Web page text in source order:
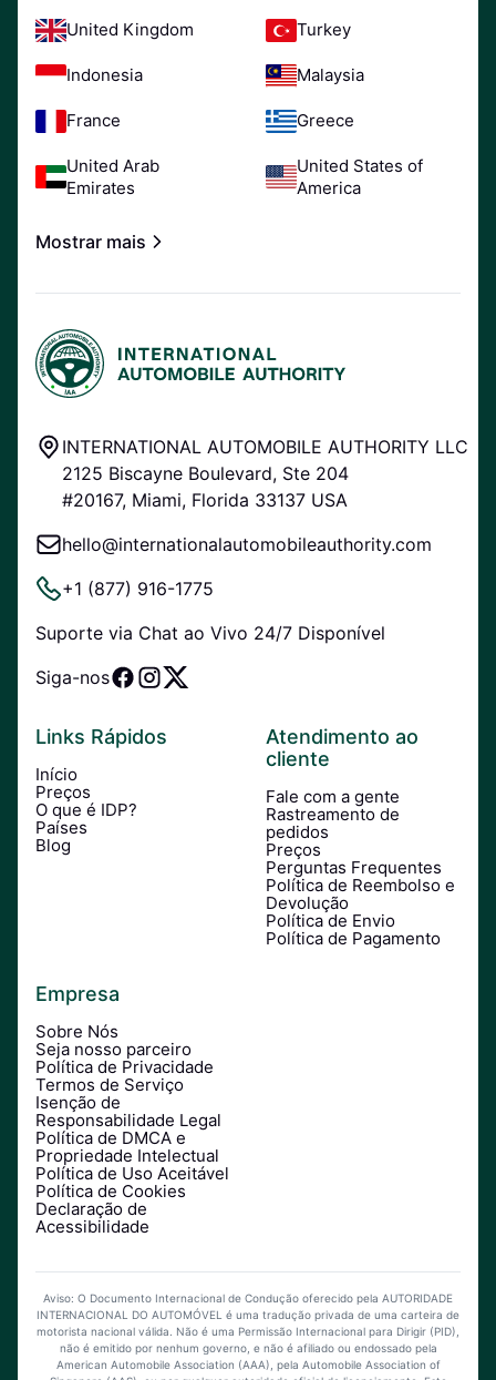
United Kingdom Turkey
Indonesia Malaysia
France Greece
United Arab
Emirates
United States of
America
Mostrar mais
INTERNATIONAL AUTOMOBILE AUTHORITY LLC
2125 Biscayne Boulevard, Ste 204
#20167, Miami, Florida 33137 USA
hello@internationalautomobileauthority.com
+1 (877) 916-1775
Suporte via Chat ao Vivo 24/7 Disponível
Siga-nos
Links Rápidos
Início
Preços
O que é IDP?
Países
Blog
Atendimento ao
cliente
Fale com a gente
Rastreamento de
pedidos
Preços
Perguntas Frequentes
Política de Reembolso e
Devolução
Política de Envio
Política de Pagamento
Empresa
Sobre Nós
Seja nosso parceiro
Política de Privacidade
Termos de Serviço
Isenção de
Responsabilidade Legal
Política de DMCA e
Propriedade Intelectual
Política de Uso Aceitável
Política de Cookies
Declaração de
Acessibilidade
Aviso: O Documento Internacional de Condução oferecido pela AUTORIDADE
INTERNACIONAL DO AUTOMÓVEL é uma tradução privada de uma carteira de
motorista nacional válida. Não é uma Permissão Internacional para Dirigir (PID),
não é emitido por nenhum governo, e não é afiliado ou endossado pela
American Automobile Association (AAA), pela Automobile Association of